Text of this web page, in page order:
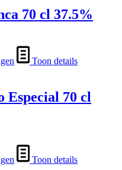
70 cl 37.5%
Toon details
Especial 70 cl
Toon details